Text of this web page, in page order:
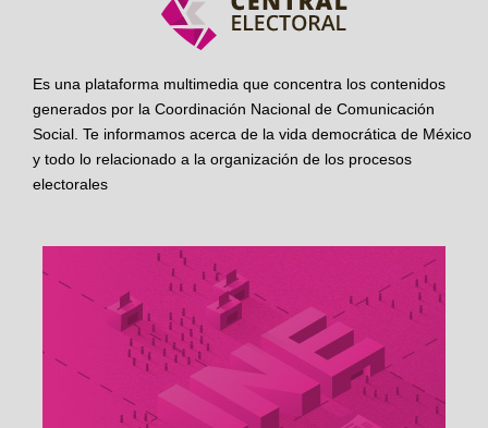
Es una plataforma multimedia que concentra los contenidos
generados por la Coordinación Nacional de Comunicación
Social. Te informamos acerca de la vida democrática de México
y todo lo relacionado a la organización de los procesos
electorales